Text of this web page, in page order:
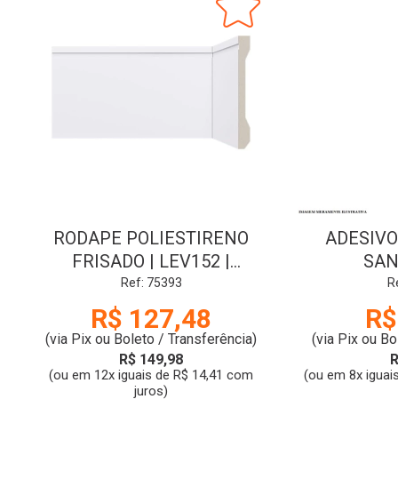
RODAPE POLIESTIRENO
FRISADO | LEV152 |
2.40mx15cm | BRANCO |
SANTA LUZIA
Ref: 75393
R$ 127,48
(via Pix ou Boleto / Transferência)
R$ 149,98
(ou em 12x iguais de R$ 14,41 com
juros)
(via Pix ou
(ou em 8x